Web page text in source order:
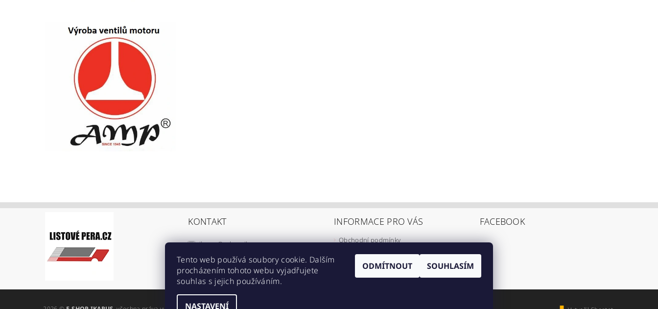
KONTAKT
ikarus@eshop-ikarus.cz
+420 605 981 910
https://www.facebook.com/eshopikarus/?
ref=br_rs
INFORMACE PRO VÁS
Obchodní podmínky
Informace o přepravě
FACEBOOK
Tento web používá soubory cookie. Dalším
procházením tohoto webu vyjadřujete
souhlas s jejich používáním.
NASTAVENÍ
ODMÍTNOUT SOUHLASÍM